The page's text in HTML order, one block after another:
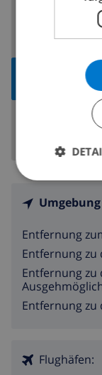
Umgebung
Entfernung
Entfernung zu
Entfernung zu
Entfernung zu
Flughäfen: